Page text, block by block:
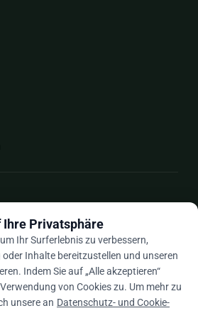
your support.
auf 500+ Bewertungen
Ihre Privatsphäre
Ihr Surferlebnis zu verbessern,
Inhalte bereitzustellen und unseren
Indem Sie auf „Alle akzeptieren“
von Cookies zu. Um mehr zu
unsere an Datenschutz- und Cookie-